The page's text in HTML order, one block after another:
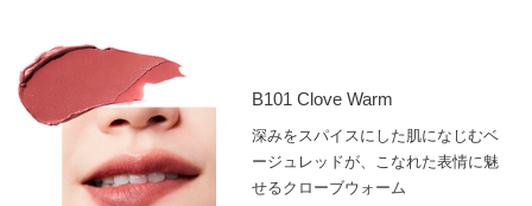
胎脂着想エッセンス：
マカデミアナッツ脂肪酸フィトステリル
とろみオイル4種：
水添ポリイソブテン、ラウロイルグルタミン酸ジ（フィトス
テリル／オクチルドデシル）、デカイソステアリン酸ポリグ
リセリル-10、トリポリヒドロキシステアリン酸ジペンタエ
B101 Clove Warm
深みをスパイスにした肌になじむベ
ージュレッドが、こなれた表情に魅
せるクローブウォーム